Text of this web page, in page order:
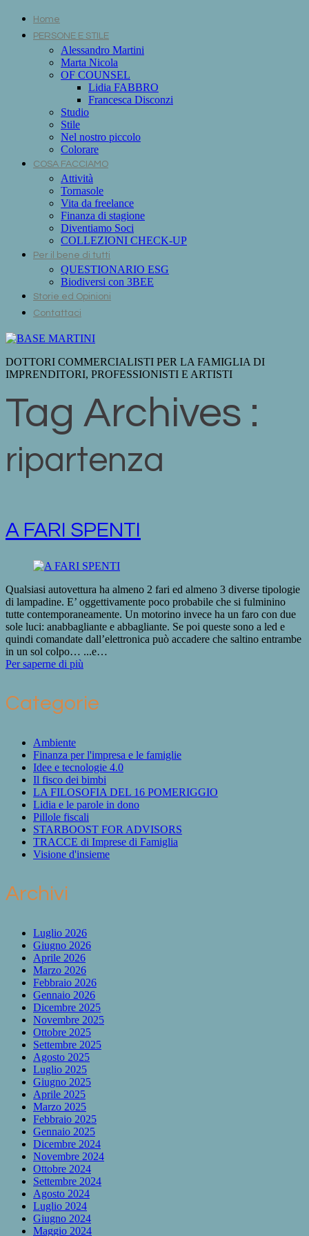
Home
PERSONE E STILE
Alessandro Martini
Marta Nicola
OF COUNSEL
Lidia FABBRO
Francesca Disconzi
Studio
Stile
Nel nostro piccolo
Colorare
COSA FACCIAMO
Attività
Tornasole
Vita da freelance
Finanza di stagione
Diventiamo Soci
COLLEZIONI CHECK-UP
Per il bene di tutti
QUESTIONARIO ESG
Biodiversi con 3BEE
Storie ed Opinioni
Contattaci
DOTTORI COMMERCIALISTI PER LA FAMIGLIA DI
IMPRENDITORI, PROFESSIONISTI E ARTISTI
Tag Archives :
ripartenza
A FARI SPENTI
Qualsiasi autovettura ha almeno 2 fari ed almeno 3 diverse tipologie
di lampadine. E’ oggettivamente poco probabile che si fulminino
tutte contemporaneamente. Un motorino invece ha un faro con due
sole luci: anabbagliante e abbagliante. Se poi queste sono a led e
quindi comandate dall’elettronica può accadere che saltino entrambe
in un sol colpo… ...e…
Per saperne di più
Categorie
Ambiente
Finanza per l'impresa e le famiglie
Idee e tecnologie 4.0
Il fisco dei bimbi
LA FILOSOFIA DEL 16 POMERIGGIO
Lidia e le parole in dono
Pillole fiscali
STARBOOST FOR ADVISORS
TRACCE di Imprese di Famiglia
Visione d'insieme
Archivi
Luglio 2026
Giugno 2026
Aprile 2026
Marzo 2026
Febbraio 2026
Gennaio 2026
Dicembre 2025
Novembre 2025
Ottobre 2025
Settembre 2025
Agosto 2025
Luglio 2025
Giugno 2025
Aprile 2025
Marzo 2025
Febbraio 2025
Gennaio 2025
Dicembre 2024
Novembre 2024
Ottobre 2024
Settembre 2024
Agosto 2024
Luglio 2024
Giugno 2024
Maggio 2024